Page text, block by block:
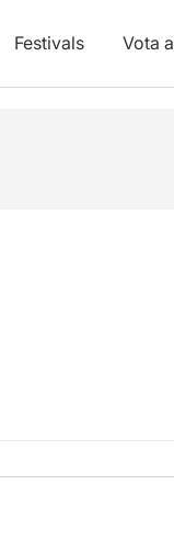
Festivals Vota